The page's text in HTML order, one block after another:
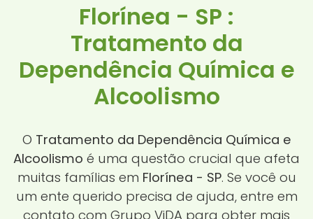
Florínea - SP :
Tratamento da
Dependência Química e
Alcoolismo
O Tratamento da Dependência Química e
Alcoolismo é uma questão crucial que afeta
muitas famílias em Florínea - SP. Se você ou
um ente querido precisa de ajuda, entre em
contato com Grupo ViDA para obter mais